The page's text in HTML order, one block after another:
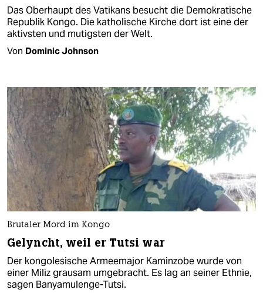
Das Oberhaupt des Vatikans besucht die Demokratische
Republik Kongo. Die katholische Kirche dort ist eine der
aktivsten und mutigsten der Welt.
Von Dominic Johnson
Brutaler Mord im Kongo
Gelyncht, weil er Tutsi war
Der kongolesische Armeemajor Kaminzobe wurde von
einer Miliz grausam umgebracht. Es lag an seiner Ethnie,
sagen Banyamulenge-Tutsi.